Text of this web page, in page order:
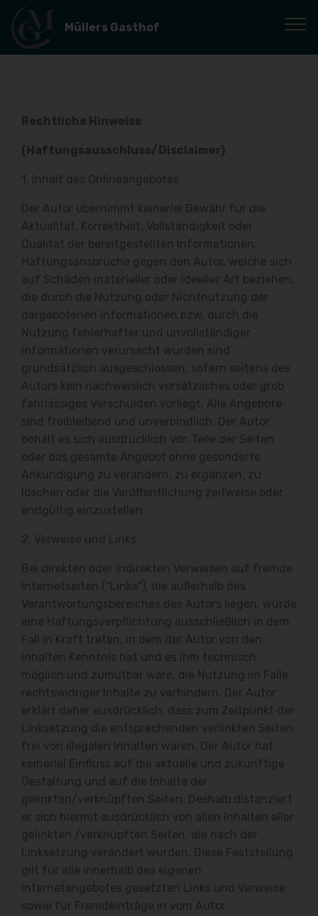
Müllers Gasthof
Rechtliche Hinweise
(Haftungsausschluss/Disclaimer)
1. Inhalt des Onlineangebotes
Der Autor übernimmt keinerlei Gewähr für die
Aktualität, Korrektheit, Vollständigkeit oder
Qualität der bereitgestellten Informationen.
Haftungsansprüche gegen den Autor, welche sich
auf Schäden materieller oder ideeller Art beziehen,
die durch die Nutzung oder Nichtnutzung der
dargebotenen Informationen bzw. durch die
Nutzung fehlerhafter und unvollständiger
Informationen verursacht wurden sind
grundsätzlich ausgeschlossen, sofern seitens des
Autors kein nachweislich vorsätzliches oder grob
fahrlässiges Verschulden vorliegt. Alle Angebote
sind freibleibend und unverbindlich. Der Autor
behält es sich ausdrücklich vor, Teile der Seiten
oder das gesamte Angebot ohne gesonderte
Ankündigung zu verändern, zu ergänzen, zu
löschen oder die Veröffentlichung zeitweise oder
endgültig einzustellen.
2. Verweise und Links
Bei direkten oder indirekten Verweisen auf fremde
Internetseiten ("Links"), die außerhalb des
Verantwortungsbereiches des Autors liegen, würde
eine Haftungsverpflichtung ausschließlich in dem
Fall in Kraft treten, in dem der Autor von den
Inhalten Kenntnis hat und es ihm technisch
möglich und zumutbar wäre, die Nutzung im Falle
rechtswidriger Inhalte zu verhindern. Der Autor
erklärt daher ausdrücklich, dass zum Zeitpunkt der
Linksetzung die entsprechenden verlinkten Seiten
frei von illegalen Inhalten waren. Der Autor hat
keinerlei Einfluss auf die aktuelle und zukünftige
Gestaltung und auf die Inhalte der
gelinkten/verknüpften Seiten. Deshalb distanziert
er sich hiermit ausdrücklich von allen Inhalten aller
gelinkten /verknüpften Seiten, die nach der
Linksetzung verändert wurden. Diese Feststellung
gilt für alle innerhalb des eigenen
Internetangebotes gesetzten Links und Verweise
sowie für Fremdeinträge in vom Autor